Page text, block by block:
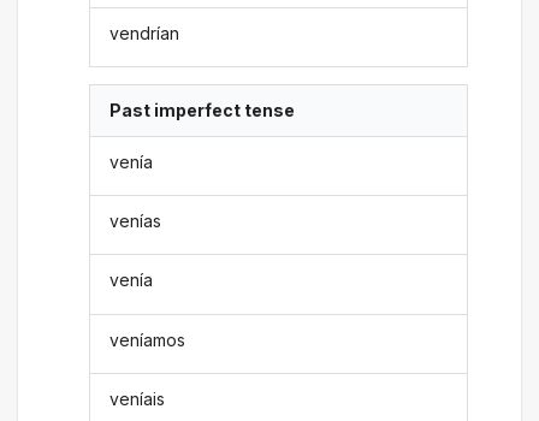
vendrían
Past imperfect tense
venía
venías
venía
veníamos
veníais